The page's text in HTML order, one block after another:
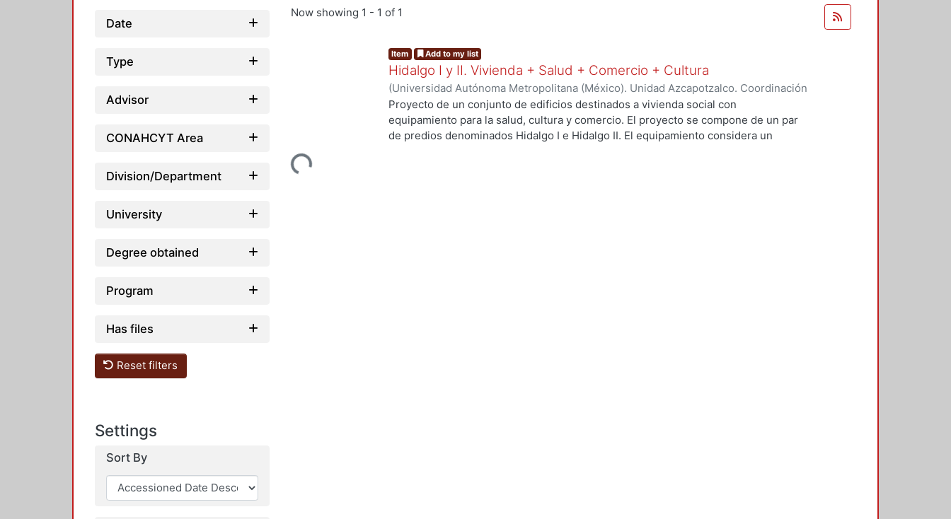
Date
Type
Advisor
CONAHCYT Area
Division/Department
University
Degree obtained
Program
Has files
Reset filters
Settings
Sort By
Now showing 1 - 1 of 1
Loading...
Item Add to my list
Hidalgo I y II. Vivienda + Salud + Comercio + Cultura
(Universidad Autónoma Metropolitana (México). Unidad Azcapotzalco. Coordinación
de Servicios de Información.,2023-10)Escalona Rivero, Yesenia; Salvador Ramírez,
Raymundo David
Proyecto de un conjunto de edificios destinados a vivienda social con
equipamiento para la salud, cultura y comercio. El proyecto se compone de un par
de predios denominados Hidalgo I e Hidalgo II. El equipamiento considera un